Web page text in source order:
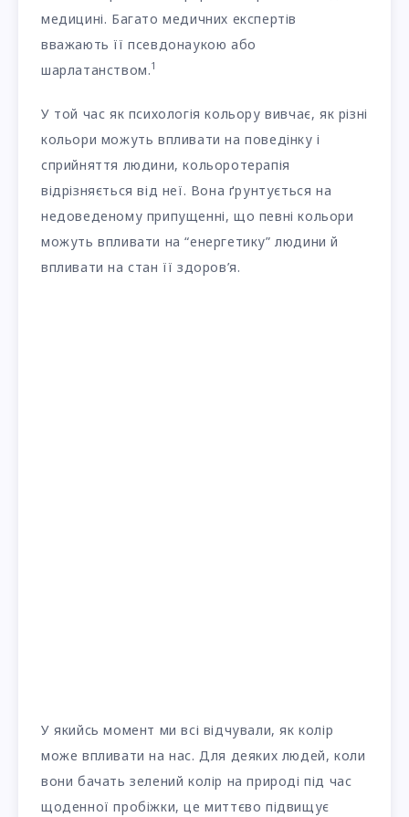
медицині. Багато медичних експертів
вважають її псевдонаукою або
шарлатанством.1
У той час як психологія кольору вивчає, як різні
кольори можуть впливати на поведінку і
сприйняття людини, кольоротерапія
відрізняється від неї. Вона ґрунтується на
недоведеному припущенні, що певні кольори
можуть впливати на “енергетику” людини й
впливати на стан її здоров’я.
У якийсь момент ми всі відчували, як колір
може впливати на нас. Для деяких людей, коли
вони бачать зелений колір на природі під час
щоденної пробіжки, це миттєво підвищує